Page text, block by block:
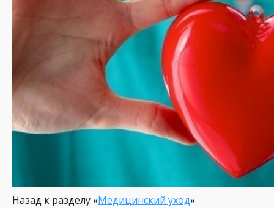
Назад к разделу «Медицинский уход»